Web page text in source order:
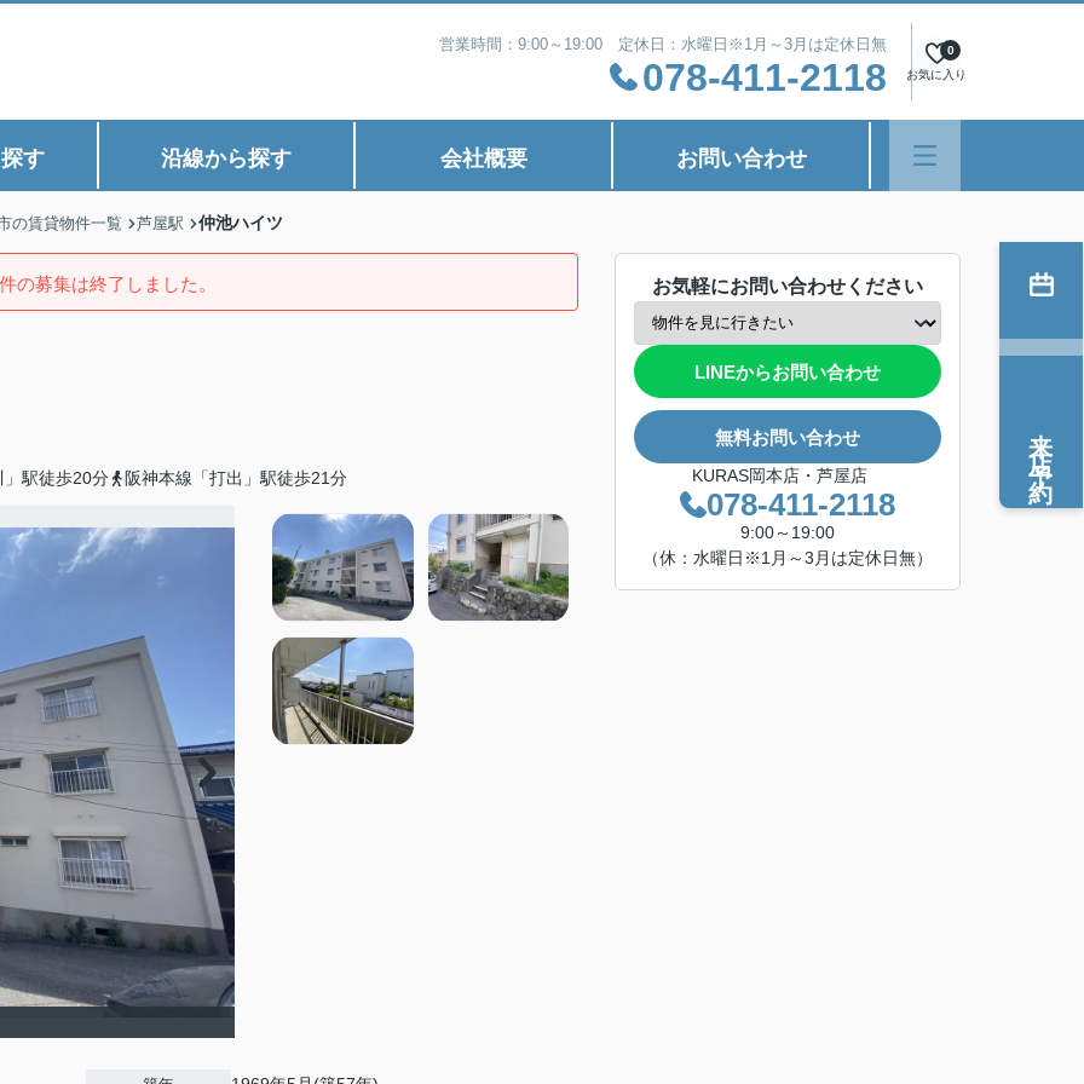
営業時間：9:00～19:00 定休日：水曜日※1月～3月は定休日無
078-411-2118 お気に入り
0
す 沿線から探す 会社概要 お問い合わせ
の賃貸物件一覧 芦屋駅 仲池ハイツ
の募集は終了しました。
駅徒歩20分 阪神本線「打出」駅徒歩21分
お気軽にお問い合わせください
LINEからお問い合わせ
無料お問い合わせ
KURAS岡本店・芦屋店
078-411-2118
9:00～19:00
（休：水曜日※1月～3月は定休日無）
来店予約